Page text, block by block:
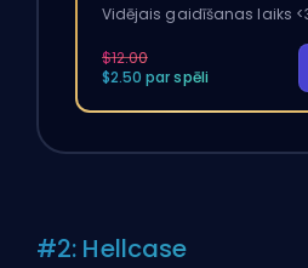
Vidējais gaidīšanas laiks
$12.00
$2.50 par spēli
#2: Hellcase